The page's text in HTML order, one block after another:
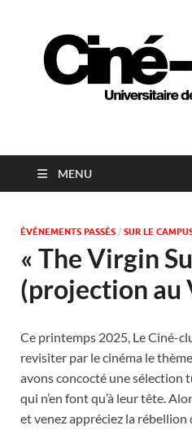
Ciné-club
deMENU
ÉVÉNEMENTS PASSÉS / SUR LE
« The Virgin
(projection au
Ce printemps 2025, Le Ciné-
revisiter par le cinéma le
avons concocté une sélection
qui n’en font qu’à leur tête.
et venez appréciez la